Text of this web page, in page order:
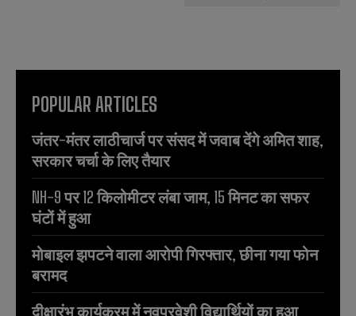
POPULAR ARTICLES
जंतर-मंतर लाठीचार्ज पर संसद में जवाब देंगे अमित शाह,
सरकार चर्चा के लिए तैयार
NH-9 पर 12 किलोमीटर लंबा जाम, 15 मिनट का सफर
घंटों में हुआ
मोबाइल झपटने वाला आरोपी गिरफ्तार, छीना गया फोन
बरामद
दीक्षारंभ कार्यक्रम में नवप्रवेशी विद्यार्थियों का हुआ